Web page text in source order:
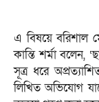
এ বিষয়ে বরিশাল
কান্তি শর্মা বলেন,
সূত্র ধরে
লিখিত অভিযোগ